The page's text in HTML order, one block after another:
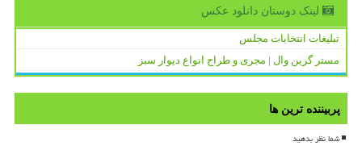
لینک دوستان دانلود عكس
تبلیغات انتخابات مجلس
مستر گرین وال | مجری و طراح انواع دیوار سبز
پربیننده ترین ها
شما نظر بدهید